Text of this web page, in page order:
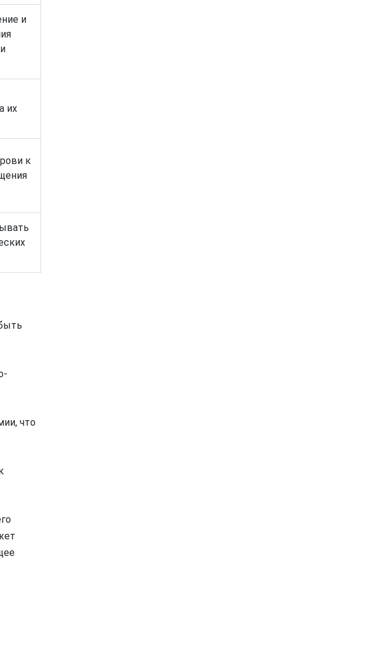
и
их
к
что